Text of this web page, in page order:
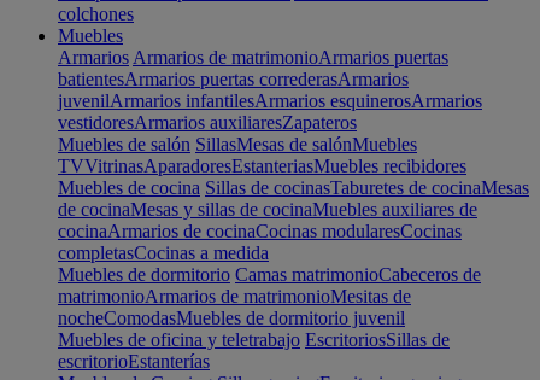
colchones
Muebles
Armarios Armarios de matrimonioArmarios puertas
batientesArmarios puertas correderasArmarios
juvenilArmarios infantilesArmarios esquinerosArmarios
vestidoresArmarios auxiliaresZapateros
Muebles de salón SillasMesas de salónMuebles
TVVitrinasAparadoresEstanteriasMuebles recibidores
Muebles de cocina Sillas de cocinasTaburetes de cocinaMesas
de cocinaMesas y sillas de cocinaMuebles auxiliares de
cocinaArmarios de cocinaCocinas modularesCocinas
completasCocinas a medida
Muebles de dormitorio Camas matrimonioCabeceros de
matrimonioArmarios de matrimonioMesitas de
nocheComodasMuebles de dormitorio juvenil
Muebles de oficina y teletrabajo EscritoriosSillas de
escritorioEstanterías